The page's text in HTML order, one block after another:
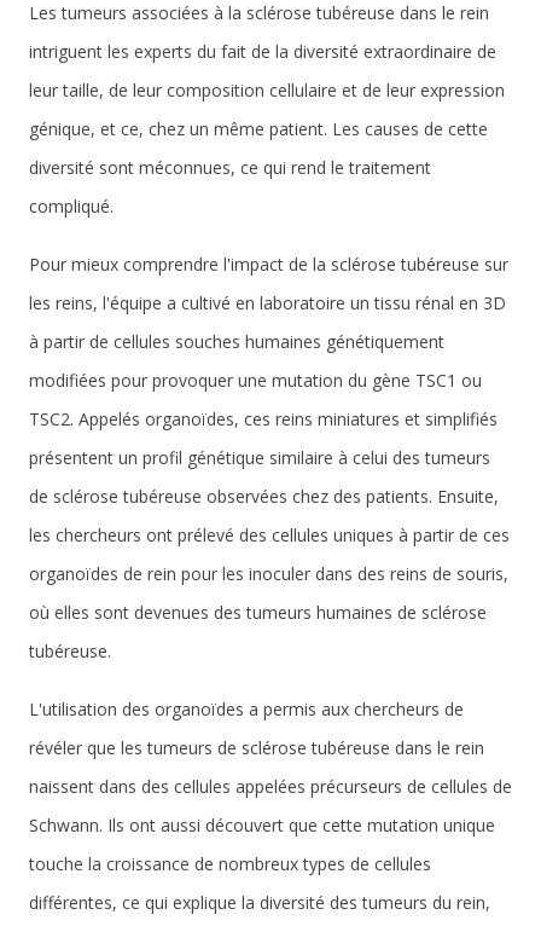
Les tumeurs associées à la sclérose tubéreuse dans le rein
intriguent les experts du fait de la diversité extraordinaire de
leur taille, de leur composition cellulaire et de leur expression
génique, et ce, chez un même patient. Les causes de cette
diversité sont méconnues, ce qui rend le traitement
compliqué.
Pour mieux comprendre l'impact de la sclérose tubéreuse sur
les reins, l'équipe a cultivé en laboratoire un tissu rénal en 3D
à partir de cellules souches humaines génétiquement
modifiées pour provoquer une mutation du gène TSC1 ou
TSC2. Appelés organoïdes, ces reins miniatures et simplifiés
présentent un profil génétique similaire à celui des tumeurs
de sclérose tubéreuse observées chez des patients. Ensuite,
les chercheurs ont prélevé des cellules uniques à partir de ces
organoïdes de rein pour les inoculer dans des reins de souris,
où elles sont devenues des tumeurs humaines de sclérose
tubéreuse.
L'utilisation des organoïdes a permis aux chercheurs de
révéler que les tumeurs de sclérose tubéreuse dans le rein
naissent dans des cellules appelées précurseurs de cellules de
Schwann. Ils ont aussi découvert que cette mutation unique
touche la croissance de nombreux types de cellules
différentes, ce qui explique la diversité des tumeurs du rein,